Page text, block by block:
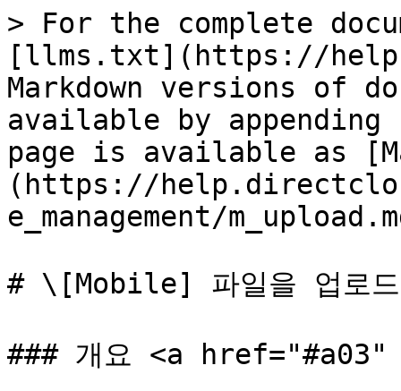
> For the complete
[llms.txt](https://
Markdown versions of
available by
page is available as
(https://
e_management/
# \[Mobile] 파일을 업로드
### 개요 <a